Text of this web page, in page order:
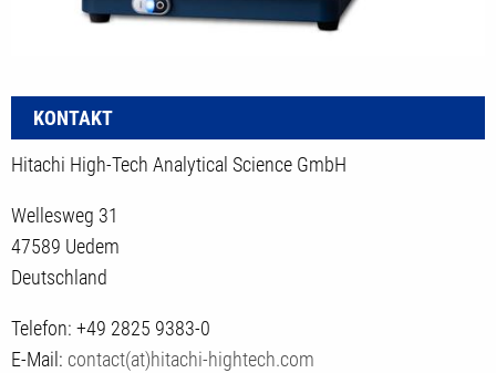
KONTAKT
Hitachi High-Tech Analytical Science GmbH
Wellesweg 31
47589 Uedem
Deutschland
Telefon: +49 2825 9383-0
E-Mail: contact(at)hitachi-hightech.com